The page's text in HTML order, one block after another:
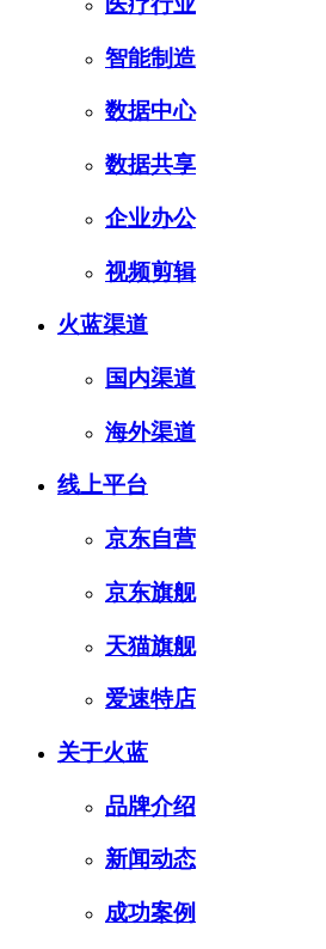
智能制造
数据中心
数据共享
企业办公
视频剪辑
火蓝渠道
国内渠道
海外渠道
线上平台
京东自营
京东旗舰
天猫旗舰
爱速特店
关于火蓝
品牌介绍
新闻动态
成功案例